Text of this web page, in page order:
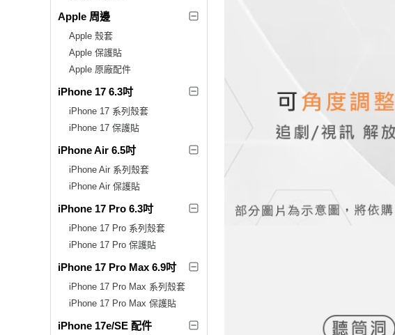
Apple 周邊
Apple 殼套
Apple 保護貼
Apple 原廠配件
iPhone 17 6.3吋
iPhone 17 系列殼套
iPhone 17 保護貼
iPhone Air 6.5吋
iPhone Air 系列殼套
iPhone Air 保護貼
iPhone 17 Pro 6.3吋
iPhone 17 Pro 系列殼套
iPhone 17 Pro 保護貼
iPhone 17 Pro Max 6.9吋
iPhone 17 Pro Max 系列殼套
iPhone 17 Pro Max 保護貼
iPhone 17e/SE 配件